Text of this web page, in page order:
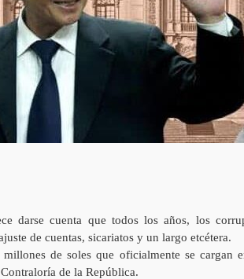
darse cuenta que todos los años, los
de cuentas, sicariatos y un largo etcétera.
de soles que oficialmente se cargan
de la República.